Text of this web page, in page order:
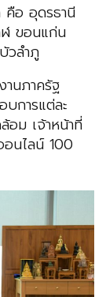
คือ อุดรธานี
ขอนแก่น
วลำภู
นภาครัฐ
การแต่ละ
อม เจ้าหน้าที่
อนไลน์ 100